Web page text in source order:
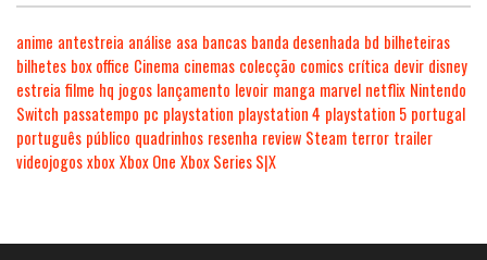
anime antestreia análise asa bancas banda desenhada bd bilheteiras
bilhetes box office Cinema cinemas colecção comics crítica devir disney
estreia filme hq jogos lançamento levoir manga marvel netflix Nintendo
Switch passatempo pc playstation playstation 4 playstation 5 portugal
português público quadrinhos resenha review Steam terror trailer
videojogosxboxXbox One Xbox Series S|X